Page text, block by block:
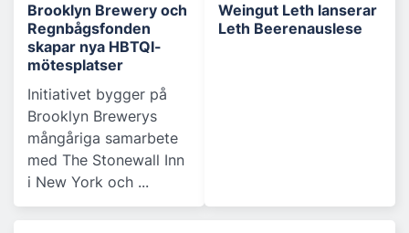
Brooklyn Brewery och
Regnbågsfonden
skapar nya HBTQI-
mötesplatser
Initiativet bygger på
Brooklyn Brewerys
mångåriga samarbete
med The Stonewall Inn
i New York och ...
Weingut Leth lanserar
Leth Beerenauslese